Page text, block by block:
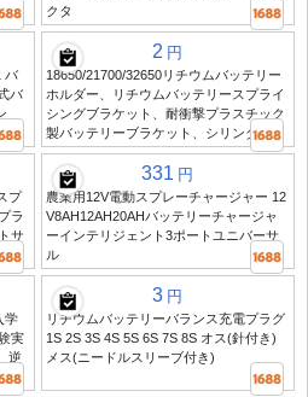
クタ
バ
バ
2 円
18650/21700/32650リチウムバッテリー
ホルダー、リチウムバッテリースプライ
シングブラケット、耐衝撃プラスチック
製バッテリーブラケット、シリンダー
プ
ラ
サ
331 円
農業用12V電動スプレーチャージャー 12
V8AH12AH20AHバッテリーチャージャ
ーインテリジェント3ポートユニバーサ
ル
学
実
逆
ん
3 円
リチウムバッテリーバランス充電プラグ
1S 2S 3S 4S 5S 6S 7S 8S オス(針付き)
メス(ニードルスリーブ付き)